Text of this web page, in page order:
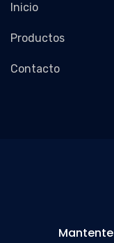
Inicio
Productos
Contacto